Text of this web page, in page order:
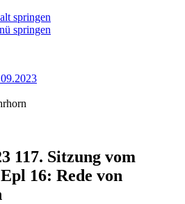
springen
springen
117. Sitzung vom
16: Rede von